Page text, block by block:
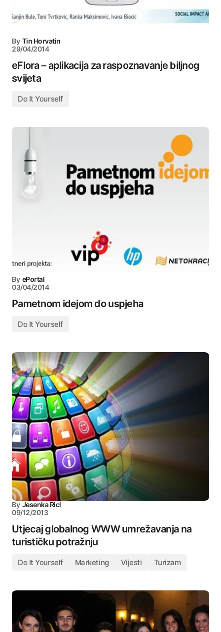
By Tin Horvatin
29/04/2014
eFlora – aplikacija za raspoznavanje biljnog
svijeta
Do It Yourself
By ePortal
03/04/2014
Pametnom idejom do uspjeha
Do It Yourself
By Jesenka Ricl
09/12/2013
Utjecaj globalnog WWW umrežavanja na
turističku potražnju
Do It Yourself Marketing Vijesti Turizam